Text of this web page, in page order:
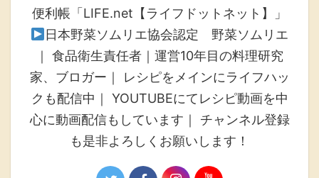
便利帳「LIFE.net【ライフドットネット】」
日本野菜ソムリエ協会認定 野菜ソムリエ
｜ 食品衛生責任者｜運営10年目の料理研究
家、ブロガー｜ レシピをメインにライフハッ
クも配信中｜ YOUTUBEにてレシピ動画を中
心に動画配信もしています｜ チャンネル登録
も是非よろしくお願いします！